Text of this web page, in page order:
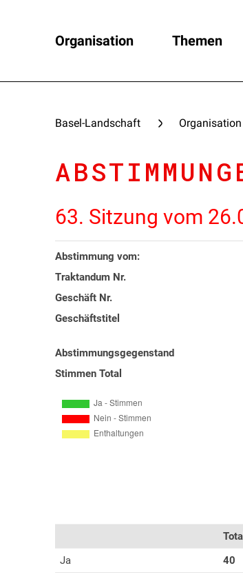
Organisation Themen
Basel-Landschaft Organisation